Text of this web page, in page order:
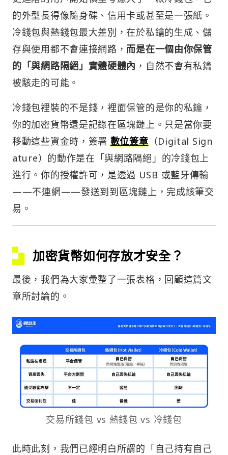
的外型長得像隨身碟、信用卡或甚至是一張紙。
冷錢包與熱錢包最大差別，在於私鑰的生成、儲
存與使用都不會連接網路， 而是在一個由你保管
的「與網路隔絕」實體硬體內 ，自然不會有私鑰
被駭走的可能。
冷錢包裡裝的不是錢，裡面保管的是你的私鑰，
你的加密貨幣還是記錄在區塊鏈上。只是當你要
移動這些資金時，簽署 數位簽章（Digital Sign
ature）的動作是在「與網路隔絕」的冷錢包上
進行。你的授權許可，是透過 USB 或藍牙傳輸
——不連網——發送到到區塊鏈上，完成該筆交
易。
加密貨幣如何存放才安全？
最後，我們為大家彙整了一張表格，回顧這篇文
章所討論的。
交易所錢包 vs 熱錢包 vs 冷錢包
此時此刻，我們已經明白所謂的「自己持有自己